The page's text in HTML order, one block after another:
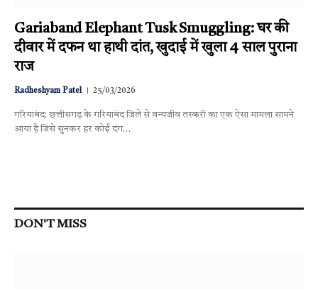
Gariaband Elephant Tusk Smuggling: घर की
दीवार में दफन था हाथी दांत, खुदाई में खुला 4 साल पुराना
राज
Radheshyam Patel 25/03/2026
गरियाबंद: छत्तीसगढ़ के गरियाबंद जिले से वन्यजीव तस्करी का एक ऐसा मामला सामने
आया है जिसे सुनकर हर कोई दंग…
DON'T MISS